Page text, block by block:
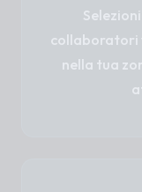
collaboratori
nella tua